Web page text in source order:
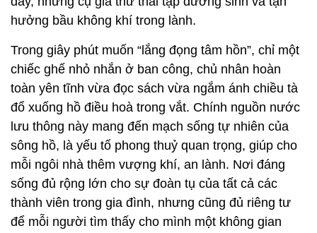
hưởng bầu không khí trong lành.
Trong giây phút muốn “lắng đọng tâm hồn”, chỉ một
chiếc ghế nhỏ nhắn ở ban công, chủ nhân hoàn
toàn yên tĩnh vừa đọc sách vừa ngắm ánh chiều tà
đổ xuống hồ điều hoà trong vắt. Chính nguồn nước
lưu thông này mang đến mạch sống tự nhiên của
sông hồ, là yếu tố phong thuỷ quan trọng, giúp cho
mỗi ngôi nhà thêm vượng khí, an lành. Nơi đáng
sống đủ rộng lớn cho sự đoàn tụ của tất cả các
thành viên trong gia đình, nhưng cũng đủ riêng tư
để mỗi người tìm thấy cho mình một không gian